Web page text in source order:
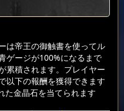
は帝王の御触書を使ってル
ゲージが100%になるまで
累積されます。プレイヤー
以下の報酬を獲得できます
金晶石を当てられます